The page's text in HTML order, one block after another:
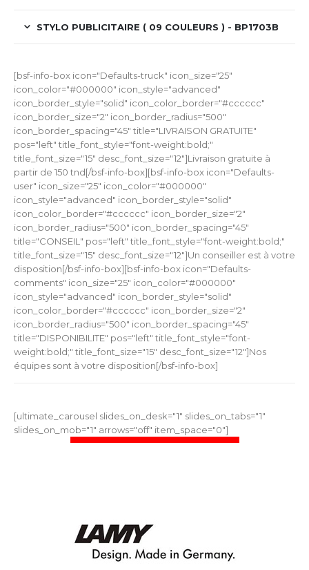
STYLO PUBLICITAIRE ( 09 COULEURS ) - BP1703B
[bsf-info-box icon="Defaults-truck" icon_size="25"
icon_color="#000000" icon_style="advanced"
icon_border_style="solid" icon_color_border="#cccccc"
icon_border_size="2" icon_border_radius="500"
icon_border_spacing="45" title="LIVRAISON GRATUITE"
pos="left" title_font_style="font-weight:bold;"
title_font_size="15" desc_font_size="12"]Livraison gratuite à
partir de 150 tnd[/bsf-info-box][bsf-info-box icon="Defaults-
user" icon_size="25" icon_color="#000000"
icon_style="advanced" icon_border_style="solid"
icon_color_border="#cccccc" icon_border_size="2"
icon_border_radius="500" icon_border_spacing="45"
title="CONSEIL" pos="left" title_font_style="font-weight:bold;"
title_font_size="15" desc_font_size="12"]Un conseiller est à votre
disposition[/bsf-info-box][bsf-info-box icon="Defaults-
comments" icon_size="25" icon_color="#000000"
icon_style="advanced" icon_border_style="solid"
icon_color_border="#cccccc" icon_border_size="2"
icon_border_radius="500" icon_border_spacing="45"
title="DISPONIBILITE" pos="left" title_font_style="font-
weight:bold;" title_font_size="15" desc_font_size="12"]Nos
équipes sont à votre disposition[/bsf-info-box]
[ultimate_carousel slides_on_desk="1" slides_on_tabs="1"
slides_on_mob="1" arrows="off" item_space="0"]